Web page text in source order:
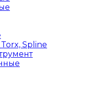
Spline